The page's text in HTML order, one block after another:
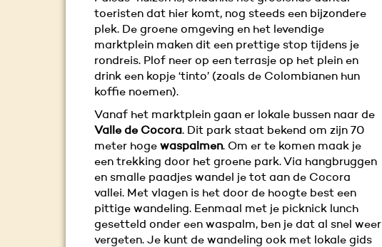
toeristen dat hier komt, nog steeds een bijzondere
plek. De groene omgeving en het levendige
marktplein maken dit een prettige stop tijdens je
rondreis. Plof neer op een terrasje op het plein en
drink een kopje ‘tinto’ (zoals de Colombianen hun
koffie noemen).
Vanaf het marktplein gaan er lokale bussen naar de
Valle de Cocora. Dit park staat bekend om zijn 70
meter hoge waspalmen. Om er te komen maak je
een trekking door het groene park. Via hangbruggen
en smalle paadjes wandel je tot aan de Cocora
vallei. Met vlagen is het door de hoogte best een
pittige wandeling. Eenmaal met je picknick lunch
gesetteld onder een waspalm, ben je dat al snel weer
vergeten. Je kunt de wandeling ook met lokale gids